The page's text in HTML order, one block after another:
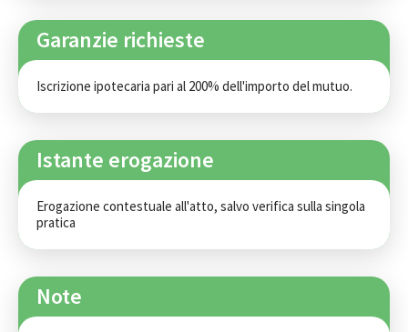
Garanzie richieste
Iscrizione ipotecaria pari al 200% dell'importo del mutuo.
Istante erogazione
Erogazione contestuale all'atto, salvo verifica sulla singola
pratica
Note